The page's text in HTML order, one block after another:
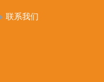
联系我们